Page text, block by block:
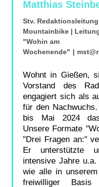
Matthias
Stv.
Mountainbike |
"Wohin am
Wochenende" |
Wohnt in Gießen,
Vorstand des
engagiert sich als
für den
bis Mai 2024 das
Unsere Formate
"Drei Fragen an:"
Er unterstützte
intensive Jahre
wie alle in
freiwilliger